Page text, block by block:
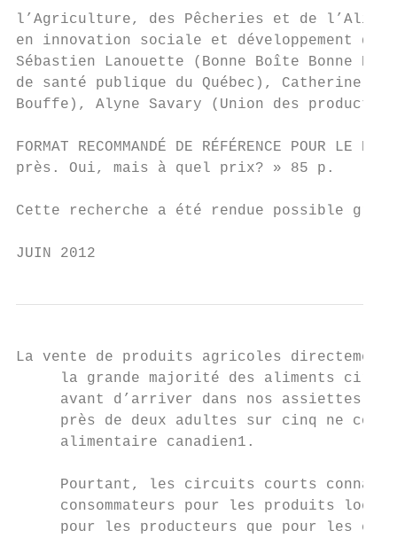
l’Agriculture, des Pêcheries et de
en innovation sociale et développement
Sébastien Lanouette (Bonne Boîte
de santé publique du Québec), Catherine
Bouffe), Alyne Savary (Union des
FORMAT RECOMMANDÉ DE RÉFÉRENCE
près. Oui, mais à quel prix? » 85 p.
Cette recherche a été rendue possible
JUIN 2012
La vente de produits agricoles
la grande majorité des aliments
avant d’arriver dans nos assiettes.
près de deux adultes sur cinq ne
     alimentaire canadien1.
Pourtant, les circuits courts
consommateurs pour les produits
pour les producteurs que pour les